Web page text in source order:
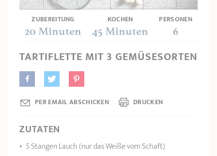
ÜBER UNS
KOLLEKTIONEN
STORE-FINDER
KONTAKT
Pflege Weiteres Zubehör
ZUBEREITUNG
20 Minuten
KOCHEN
45 Minuten
PERSONEN
6
TARTIFLETTE MIT 3 GEMÜSESORTEN
PER EMAIL ABSCHICKEN DRUCKEN
ZUTATEN
5 Stangen Lauch (nur das Weiße vom Schaft)